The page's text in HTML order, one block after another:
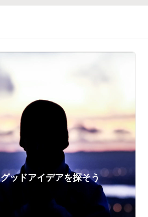
グッドアイデアを探そう